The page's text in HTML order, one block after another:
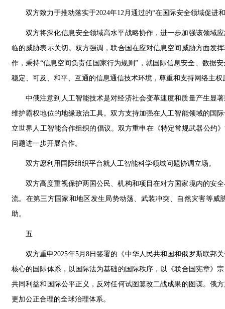
双方致力于推动落实于2024年12月通过的“在国际安全领域促进
双方将深化信息安全领域高水平战略协作，进一步加强该领域
临的威胁表示关切。双方强调，联合国在应对信息空间威胁方面发
作，秉持“信息空间负责任国家行为规则”，就国际信息安全、数据
稳定、可及、和平、互通的信息通信技术环境，尊重和支持网络主权
中俄注意到人工智能技术是对经济社会变革速度和质量产生显
维护霸权地位的地缘政治工具。双方支持加强在人工智能领域的国
立世界人工智能合作组织的倡议。双方重申在《特定常规武器公约
问题进一步开展合作。
双方愿利用国际组织平台就人工智能科学领域问题协调立场。
双方高度重视保护两国公民、机构和项目在对方国家境内的安
流。在第三方国家和地区发生局势动荡、武装冲突、自然灾害等
助。
五
双方重申2025年5月8日签署的《中华人民共和国和俄罗斯联邦
核心的国际体系，以国际法为基础的国际秩序，以《联合国宪章》
共同利益和国际公平正义，反对任何试图篡改二战成果的图谋。俄
更加公正合理的全球治理体系。